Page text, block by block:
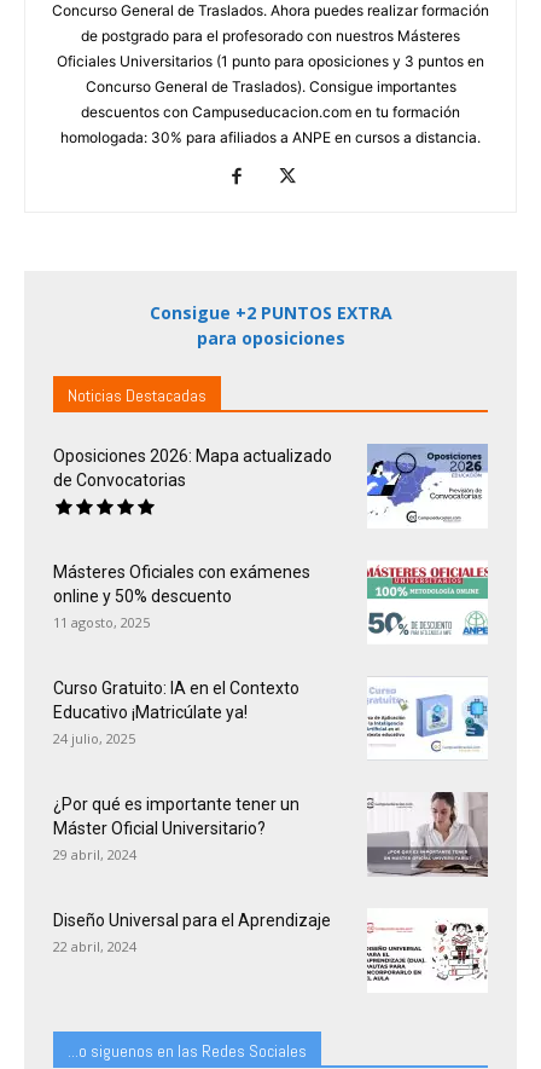
Concurso General de Traslados. Ahora puedes realizar formación
de postgrado para el profesorado con nuestros Másteres
Oficiales Universitarios (1 punto para oposiciones y 3 puntos en
Concurso General de Traslados). Consigue importantes
descuentos con Campuseducacion.com en tu formación
homologada: 30% para afiliados a ANPE en cursos a distancia.
Consigue +2 PUNTOS EXTRA
para oposiciones
Noticias Destacadas
Oposiciones 2026: Mapa actualizado
de Convocatorias
Másteres Oficiales con exámenes
online y 50% descuento
11 agosto, 2025
Curso Gratuito: IA en el Contexto
Educativo ¡Matricúlate ya!
24 julio, 2025
¿Por qué es importante tener un
Máster Oficial Universitario?
29 abril, 2024
Diseño Universal para el Aprendizaje
22 abril, 2024
...o siguenos en las Redes Sociales